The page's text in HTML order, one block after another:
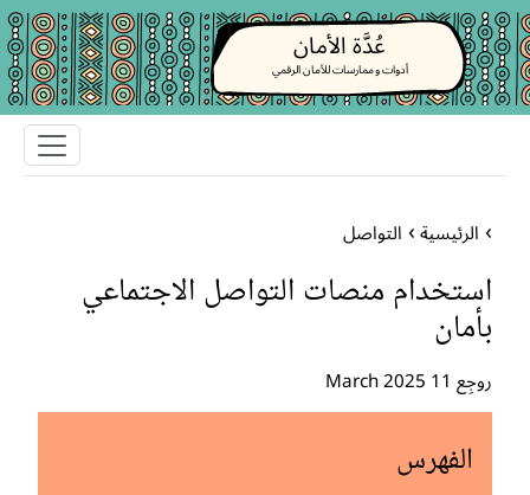
عُدَّة الأمان
أدوات و ممارسات للأمان الرقمي
الرئيسية التواصل
استخدام منصات التواصل الاجتماعي
بأمان
روجِع 11 March 2025
الفهرس